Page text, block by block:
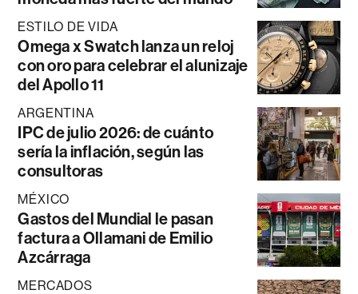
ESTILO DE VIDA
Omega x Swatch lanza un reloj
con oro para celebrar el alunizaje
del Apollo 11
ARGENTINA
IPC de julio 2026: de cuánto
sería la inflación, según las
consultoras
MÉXICO
Gastos del Mundial le pasan
factura a Ollamani de Emilio
Azcárraga
MERCADOS